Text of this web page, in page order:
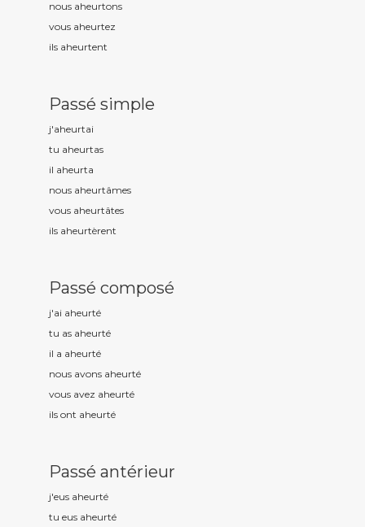
nous aheurtons
vous aheurtez
ils aheurtent
Passé simple
j'aheurtai
tu aheurtas
il aheurta
nous aheurtâmes
vous aheurtâtes
ils aheurtèrent
Passé composé
j'ai aheurté
tu as aheurté
il a aheurté
nous avons aheurté
vous avez aheurté
ils ont aheurté
Passé antérieur
j'eus aheurté
tu eus aheurté